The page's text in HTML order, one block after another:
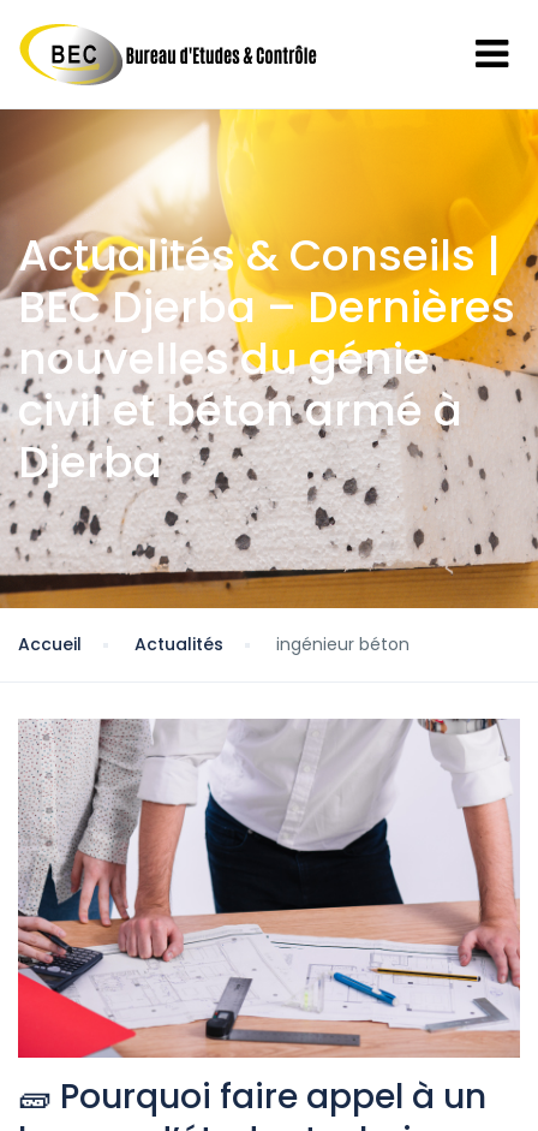
Actualités & Conseils |
BEC Djerba – Dernières
nouvelles du génie
civil et béton armé à
Djerba
Accueil Actualités ingénieur béton
🧱 Pourquoi faire appel à un